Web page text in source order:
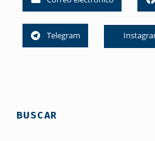
Telegram
BUSCAR